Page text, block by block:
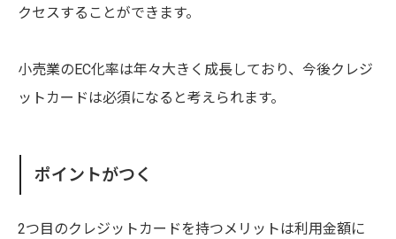
クセスすることができます。
小売業のEC化率は年々大きく成長しており、今後クレジ
ットカードは必須になると考えられます。
ポイントがつく
2つ目のクレジットカードを持つメリットは利用金額に